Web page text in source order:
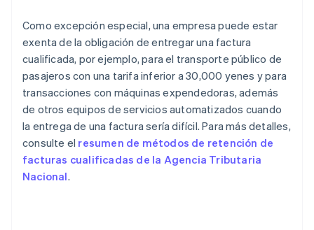
Como excepción especial, una empresa puede estar
exenta de la obligación de entregar una factura
cualificada, por ejemplo, para el transporte público de
pasajeros con una tarifa inferior a 30,000 yenes y para
transacciones con máquinas expendedoras, además
de otros equipos de servicios automatizados cuando
la entrega de una factura sería difícil. Para más detalles,
consulte el resumen de métodos de retención de
facturas cualificadas de la Agencia Tributaria
Nacional.